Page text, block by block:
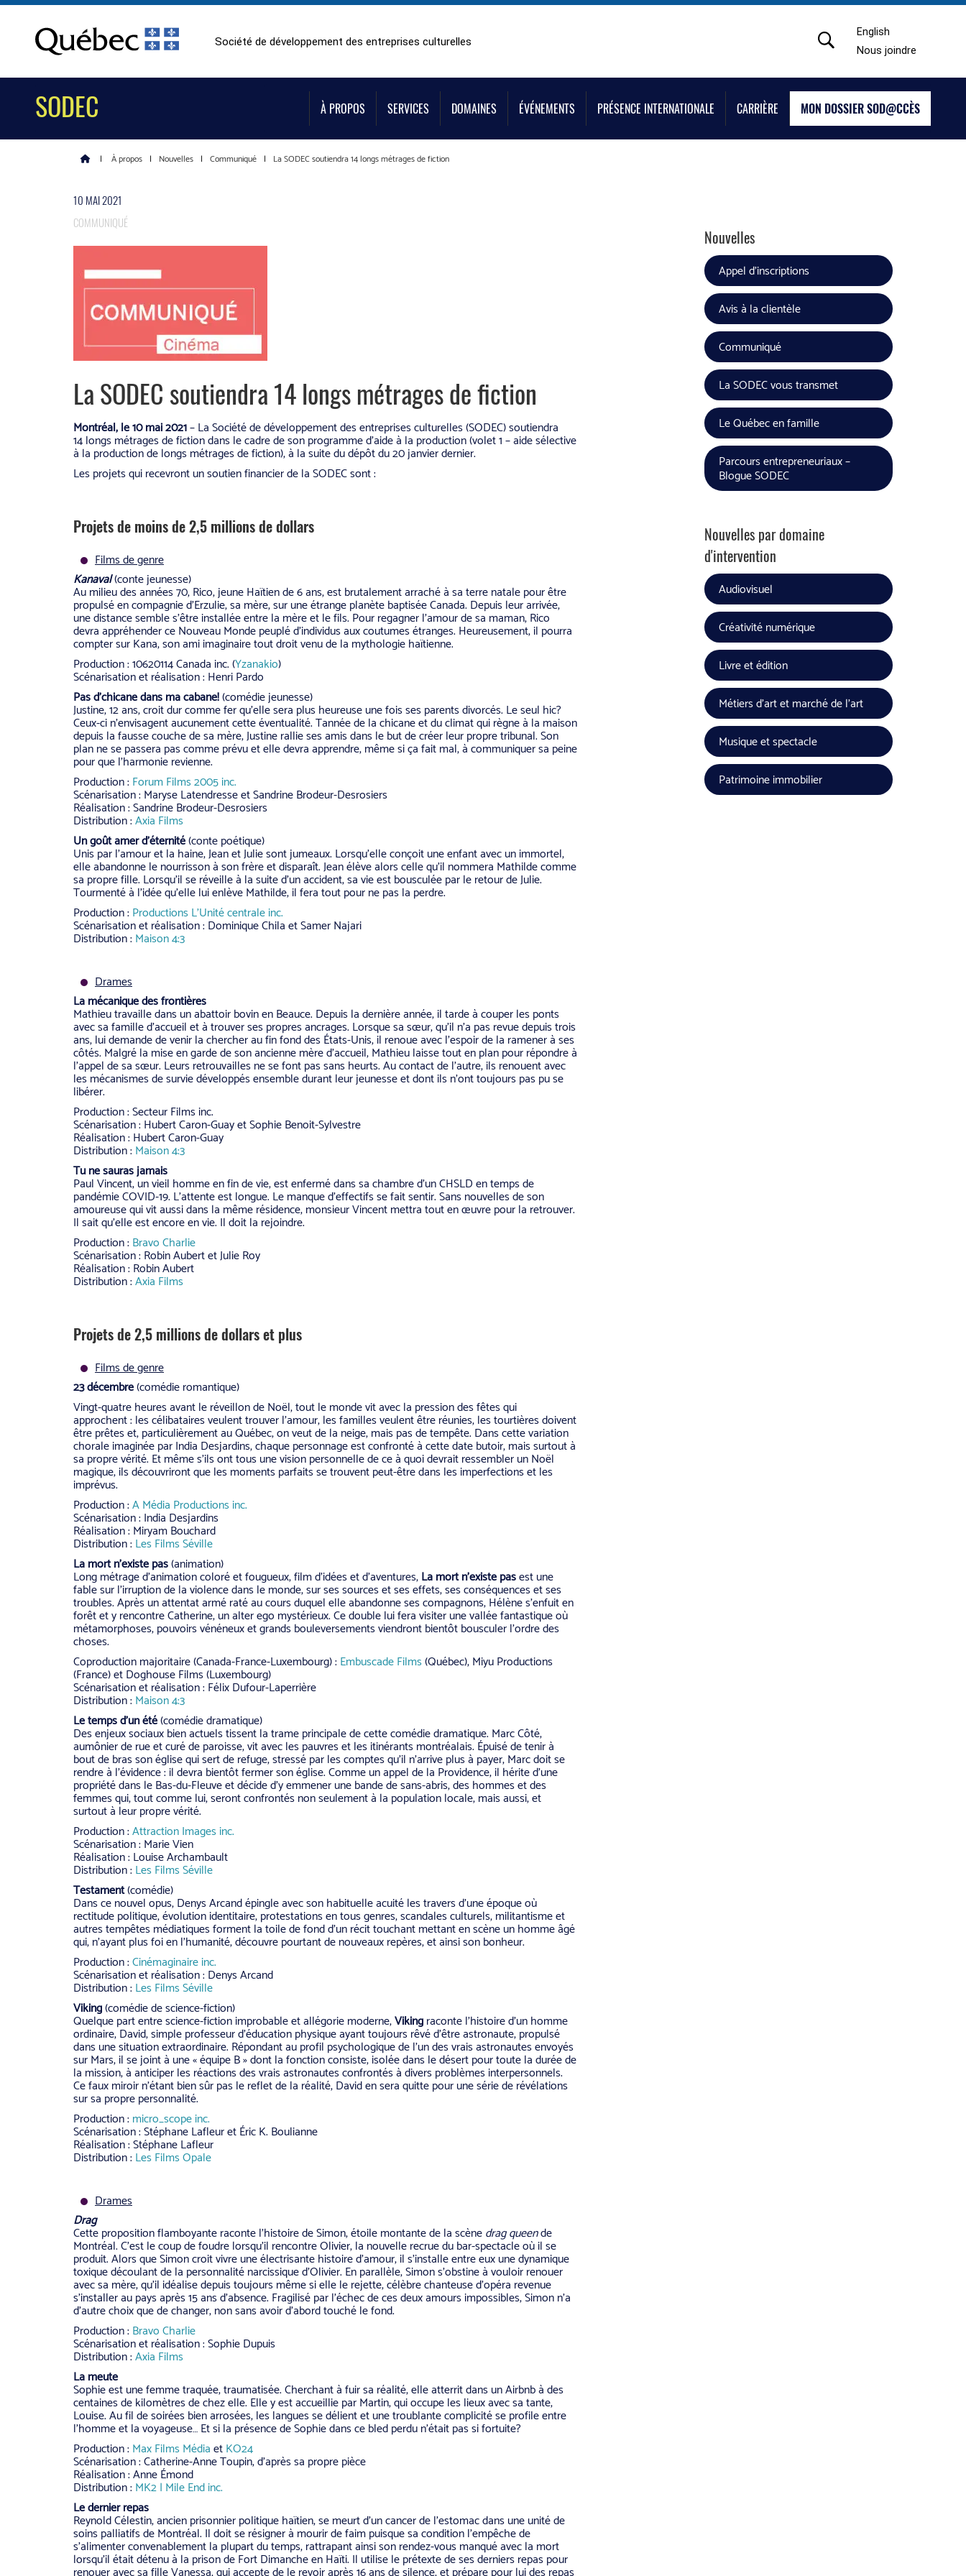
Société de développement des entreprises culturelles
English
Nous joindre
SODEC À PROPOS SERVICES DOMAINES ÉVÉNEMENTS PRÉSENCE INTERNATIONALE CARRIÈRE MON DOSSIER SOD@CCÈS
| À propos | Nouvelles | Communiqué | La SODEC soutiendra 14 longs métrages de fiction
10 MAI 2021
COMMUNIQUÉ
La SODEC soutiendra 14 longs métrages de fiction
Montréal, le 10 mai 2021– La Société de développement des entreprises culturelles (SODEC) soutiendra
14 longs métrages de fiction dans le cadre de son programme d’aide à la production (volet 1 – aide sélective
à la production de longs métrages de fiction), à la suite du dépôt du 20 janvier dernier.
Les projets qui recevront un soutien financier de la SODEC sont :
Projets de moins de 2,5 millions de dollars
Films de genre
Kanaval(conte jeunesse)
Au milieu des années 70, Rico, jeune Haïtien de 6 ans, est brutalement arraché à sa terre natale pour être
propulsé en compagnie d’Erzulie, sa mère, sur une étrange planète baptisée Canada. Depuis leur arrivée,
une distance semble s’être installée entre la mère et le fils. Pour regagner l’amour de sa maman, Rico
devra appréhender ce Nouveau Monde peuplé d’individus aux coutumes étranges. Heureusement, il pourra
compter sur Kana, son ami imaginaire tout droit venu de la mythologie haïtienne.
Production : 10620114 Canada inc. (Yzanakio)
Scénarisation et réalisation : Henri Pardo
Pasd’chicane dans ma cabane!(comédie jeunesse)
Justine, 12 ans, croit dur comme fer qu’elle sera plus heureuse une fois ses parents divorcés. Le seul hic?
Ceux-ci n’envisagent aucunement cette éventualité. Tannée de la chicane et du climat qui règne à la maison
depuis la fausse couche de sa mère, Justine rallie ses amis dans le but de créer leur propre tribunal. Son
plan ne se passera pas comme prévu et elle devra apprendre, même si ça fait mal, à communiquer sa peine
pour que l’harmonie revienne.
Production : Forum Films 2005 inc.
Scénarisation : Maryse Latendresse et Sandrine Brodeur-Desrosiers
Réalisation : Sandrine Brodeur-Desrosiers
Distribution :Axia Films
Ungoûtamerd’éternité(conte poétique)
Unis par l’amour et la haine, Jean et Julie sont jumeaux. Lorsqu’elle conçoit une enfant avec un immortel,
elle abandonne le nourrisson à son frère et disparaît. Jean élève alors celle qu’il nommera Mathilde comme
sa propre fille. Lorsqu’il se réveille à la suite d’un accident, sa vie est bousculée par le retour de Julie.
Tourmenté à l’idée qu’elle lui enlève Mathilde, il fera tout pour ne pas la perdre.
Production : Productions L’Unité centrale inc.
Scénarisation et réalisation : Dominique Chila et Samer Najari
Distribution : Maison 4:3
Drames
La mécanique des frontières
Mathieu travaille dans un abattoir bovin en Beauce. Depuis la dernière année, il tarde à couper les ponts
avec sa famille d’accueil et à trouver ses propres ancrages. Lorsque sa sœur, qu’il n’a pas revue depuis trois
ans, lui demande de venir la chercher au fin fond des États-Unis, il renoue avec l’espoir de la ramener à ses
côtés. Malgré la mise en garde de son ancienne mère d’accueil, Mathieu laisse tout en plan pour répondre à
l’appel de sa sœur. Leurs retrouvailles ne se font pas sans heurts. Au contact de l’autre, ils renouent avec
les mécanismes de survie développés ensemble durant leur jeunesse et dont ils n’ont toujours pas pu se
libérer.
Production : Secteur Films inc.
Scénarisation : Hubert Caron-Guay et Sophie Benoit-Sylvestre
Réalisation : Hubert Caron-Guay
Distribution : Maison 4:3
Tu ne sauras jamais
Paul Vincent, un vieil homme en fin de vie, est enfermé dans sa chambre d’un CHSLD en temps de
pandémie COVID-19. L’attente est longue. Le manque d’effectifs se fait sentir. Sans nouvelles de son
amoureuse qui vit aussi dans la même résidence, monsieur Vincent mettra tout en œuvre pour la retrouver.
Il sait qu’elle est encore en vie. Il doit la rejoindre.
Production : Bravo Charlie
Scénarisation : Robin Aubert et Julie Roy
Réalisation : Robin Aubert
Distribution :Axia Films
Projets de 2,5 millions de dollars et plus
Films de genre
23 décembre(comédie romantique)
Vingt-quatre heures avant le réveillon de Noël, tout le monde vit avec la pression des fêtes qui
approchent : les célibataires veulent trouver l’amour, les familles veulent être réunies, les tourtières doivent
être prêtes et, particulièrement au Québec, on veut de la neige, mais pas de tempête. Dans cette variation
chorale imaginée par India Desjardins, chaque personnage est confronté à cette date butoir, mais surtout à
sa propre vérité. Et même s’ils ont tous une vision personnelle de ce à quoi devrait ressembler un Noël
magique, ils découvriront que les moments parfaits se trouvent peut-être dans les imperfections et les
imprévus.
Production :A Média Productions inc.
Scénarisation : India Desjardins
Réalisation : Miryam Bouchard
Distribution : Les Films Séville
La mort n’existe pas(animation)
Long métrage d’animation coloré et fougueux, film d’idées et d’aventures,La mort n’existe pasest une
fable sur l’irruption de la violence dans le monde, sur ses sources et ses effets, ses conséquences et ses
troubles. Après un attentat armé raté au cours duquel elle abandonne ses compagnons, Hélène s’enfuit en
forêt et y rencontre Catherine, un alter ego mystérieux. Ce double lui fera visiter une vallée fantastique où
métamorphoses, pouvoirs vénéneux et grands bouleversements viendront bientôt bousculer l’ordre des
choses.
Coproduction majoritaire (Canada-France-Luxembourg) : Embuscade Films(Québec), Miyu Productions
(France) et Doghouse Films (Luxembourg)
Scénarisation et réalisation : Félix Dufour-Laperrière
Distribution : Maison 4:3
Le temps d’un été(comédie dramatique)
Des enjeux sociaux bien actuels tissent la trame principale de cette comédie dramatique. Marc Côté,
aumônier de rue et curé de paroisse, vit avec les pauvres et les itinérants montréalais. Épuisé de tenir à
bout de bras son église qui sert de refuge, stressé par les comptes qu’il n’arrive plus à payer, Marc doit se
rendre à l’évidence : il devra bientôt fermer son église. Comme un appel de la Providence, il hérite d’une
propriété dans le Bas-du-Fleuve et décide d’y emmener une bande de sans-abris, des hommes et des
femmes qui, tout comme lui, seront confrontés non seulement à la population locale, mais aussi, et
surtout à leur propre vérité.
Production :Attraction Images inc.
Scénarisation : Marie Vien
Réalisation : Louise Archambault
Distribution : Les Films Séville
Testament(comédie)
Dans ce nouvel opus, Denys Arcand épingle avec son habituelle acuité les travers d’une époque où
rectitude politique, évolution identitaire, protestations en tous genres, scandales culturels, militantisme et
autres tempêtes médiatiques forment la toile de fond d’un récit touchant mettant en scène un homme âgé
qui, n’ayant plus foi en l’humanité, découvre pourtant de nouveaux repères, et ainsi son bonheur.
Production :Cinémaginaire inc.
Scénarisation et réalisation : Denys Arcand
Distribution : Les Films Séville
Viking(comédie de science-fiction)
Quelque part entre science-fiction improbable et allégorie moderne,Vikingraconte l’histoire d’un homme
ordinaire, David, simple professeur d’éducation physique ayant toujours rêvé d’être astronaute, propulsé
dans une situation extraordinaire. Répondant au profil psychologique de l’un des vrais astronautes envoyés
sur Mars, il se joint à une « équipe B » dont la fonction consiste, isolée dans le désert pour toute la durée de
la mission, à anticiper les réactions des vrais astronautes confrontés à divers problèmes interpersonnels.
Ce faux miroir n’étant bien sûr pas le reflet de la réalité, David en sera quitte pour une série de révélations
sur sa propre personnalité.
Production : micro_scope inc.
Scénarisation : Stéphane Lafleur et Éric K. Boulianne
Réalisation : Stéphane Lafleur
Distribution : Les Films Opale
Drames
Drag
Cette proposition flamboyante raconte l’histoire de Simon, étoile montante de la scènedrag queende
Montréal. C’est le coup de foudre lorsqu’il rencontre Olivier, la nouvelle recrue du bar-spectacle où il se
produit. Alors que Simon croit vivre une électrisante histoire d’amour, il s’installe entre eux une dynamique
toxique découlant de la personnalité narcissique d’Olivier. En parallèle, Simon s’obstine à vouloir renouer
avec sa mère, qu’il idéalise depuis toujours même si elle le rejette, célèbre chanteuse d’opéra revenue
s’installer au pays après 15 ans d’absence. Fragilisé par l’échec de ces deux amours impossibles, Simon n’a
d’autre choix que de changer, non sans avoir d’abord touché le fond.
Production : Bravo Charlie
Scénarisation et réalisation : Sophie Dupuis
Distribution :Axia Films
La meute
Sophie est une femme traquée, traumatisée. Cherchant à fuir sa réalité, elle atterrit dans un Airbnb à des
centaines de kilomètres de chez elle. Elle y est accueillie par Martin, qui occupe les lieux avec sa tante,
Louise. Au fil de soirées bien arrosées, les langues se délient et une troublante complicité se profile entre
l’homme et la voyageuse… Et si la présence de Sophie dans ce bled perdu n’était pas si fortuite?
Production : Max Films MédiaetKO24
Scénarisation : Catherine-Anne Toupin, d’après sa propre pièce
Réalisation : Anne Émond
Distribution : MK2 | Mile End inc.
Le dernier repas
Reynold Célestin, ancien prisonnier politique haïtien, se meurt d’un cancer de l’estomac dans une unité de
soins palliatifs de Montréal. Il doit se résigner à mourir de faim puisque sa condition l’empêche de
s’alimenter convenablement la plupart du temps, rattrapant ainsi son rendez-vous manqué avec la mort
lorsqu’il était détenu à la prison de Fort Dimanche en Haïti. Il utilise le prétexte de ses derniers repas pour
Nouvelles
Appel d'inscriptions
Avis à la clientèle
Communiqué
La SODEC vous transmet
Le Québec en famille
Parcours entrepreneuriaux –
Blogue SODEC
Nouvelles par domaine
d'intervention
Audiovisuel
Créativité numérique
Livre et édition
Métiers d'art et marché de l'art
Musique et spectacle
Patrimoine immobilier